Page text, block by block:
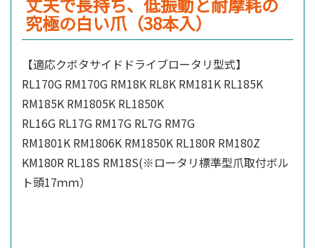
究極の白い爪（38本入）
【適応クボタサイドドライブロータリ型式】
RL170G RM170G RM18K RL8K RM181K RL185K
RM185K RM1805K RL1850K
RL16G RL17G RM17G RL7G RM7G
RM1801K RM1806K RM1850K RL180R RM180Z
KM180R RL18S RM18S(※ロータリ標準型爪取付ボル
ト頭17ｍｍ）